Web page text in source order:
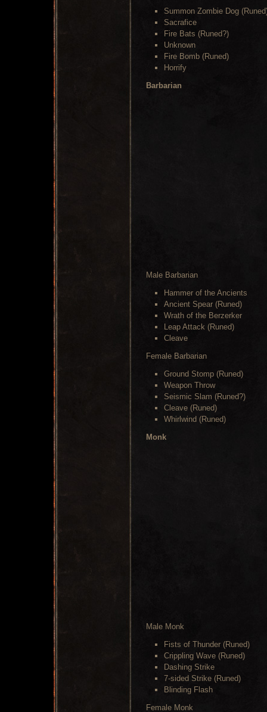
Summon Zombie Dog
Sacrafice
Fire Bats (Runed?)
Unknown
Fire Bomb (Runed)
Horrify
Barbarian
Male Barbarian
Hammer of the Ancients
Ancient Spear (Runed)
Wrath of the Berzerker
Leap Attack (Runed)
Cleave
Female Barbarian
Ground Stomp (Runed)
Weapon Throw
Seismic Slam (Runed?)
Cleave (Runed)
Whirlwind (Runed)
Monk
Male Monk
Fists of Thunder (Runed)
Crippling Wave (Runed)
Dashing Strike
7-sided Strike (Runed)
Blinding Flash
Female Monk